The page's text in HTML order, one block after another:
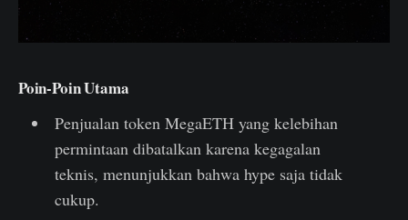
Poin-Poin Utama
Penjualan token MegaETH yang kelebihan
permintaan dibatalkan karena kegagalan
teknis, menunjukkan bahwa hype saja tidak
cukup.